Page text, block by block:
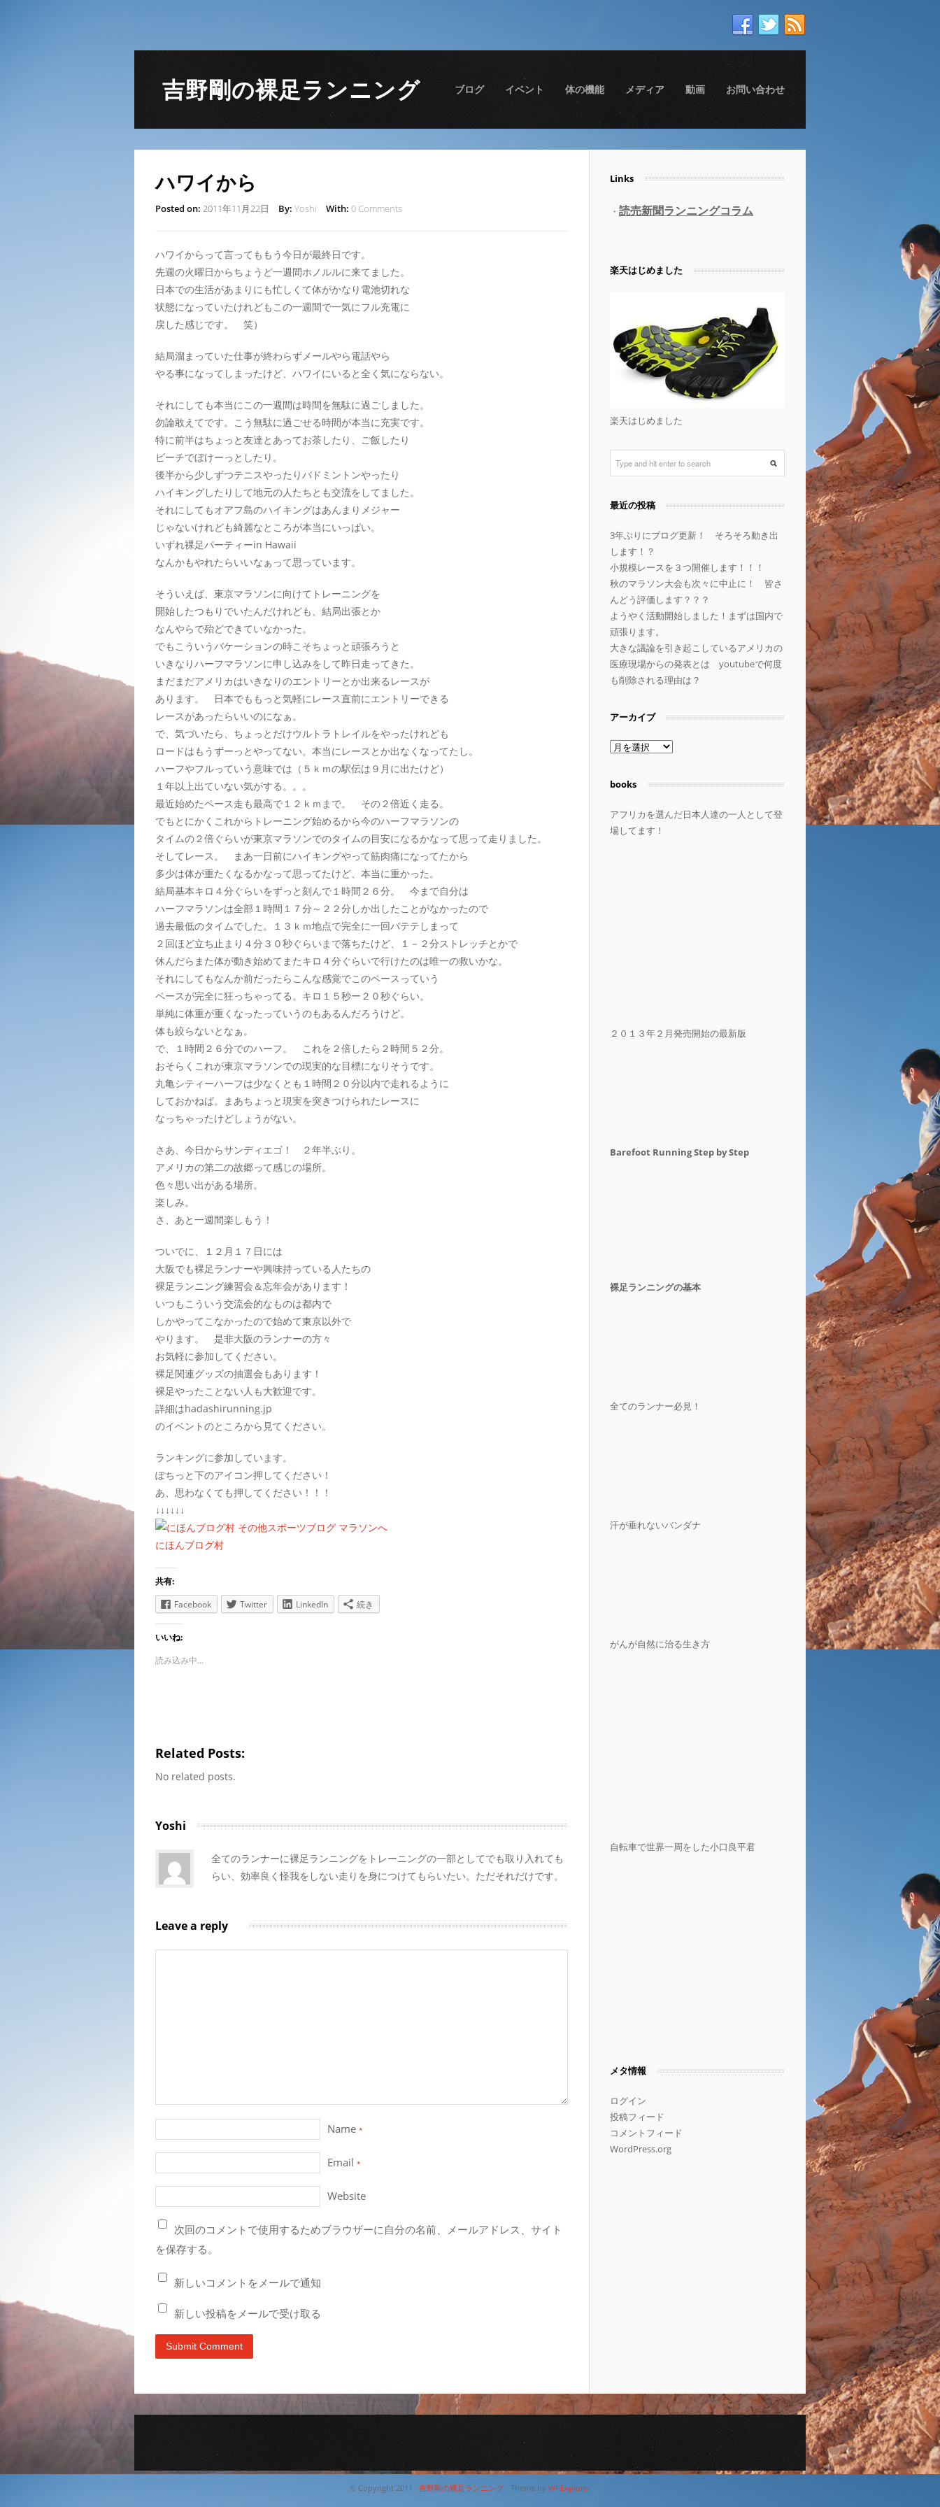
吉野剛の裸足ランニング ブログ イベント 体の機能 メディア 動画 お問い合わせ
ハワイから
Posted on: 2011年11月22日 By: Yoshi With: 0 Comments
ハワイからって言ってももう今日が最終日です。
先週の火曜日からちょうど一週間ホノルルに来てました。
日本での生活があまりにも忙しくて体がかなり電池切れな
状態になっていたけれどもこの一週間で一気にフル充電に
戻した感じです。 笑）
結局溜まっていた仕事が終わらずメールやら電話やら
やる事になってしまったけど、ハワイにいると全く気にならない。
それにしても本当にこの一週間は時間を無駄に過ごしました。
勿論敢えてです。こう無駄に過ごせる時間が本当に充実です。
特に前半はちょっと友達とあってお茶したり、ご飯したり
ビーチでぼけーっとしたり。
後半から少しずつテニスやったりバドミントンやったり
ハイキングしたりして地元の人たちとも交流をしてました。
それにしてもオアフ島のハイキングはあんまりメジャー
じゃないけれども綺麗なところが本当にいっぱい。
いずれ裸足パーティーin Hawaii
なんかもやれたらいいなぁって思っています。
そういえば、東京マラソンに向けてトレーニングを
開始したつもりでいたんだけれども、結局出張とか
なんやらで殆どできていなかった。
でもこういうバケーションの時こそちょっと頑張ろうと
いきなりハーフマラソンに申し込みをして昨日走ってきた。
まだまだアメリカはいきなりのエントリーとか出来るレースが
あります。 日本でももっと気軽にレース直前にエントリーできる
レースがあったらいいのになぁ。
で、気づいたら、ちょっとだけウルトラトレイルをやったけれども
ロードはもうずーっとやってない。本当にレースとか出なくなってたし。
ハーフやフルっていう意味では（５ｋｍの駅伝は９月に出たけど）
１年以上出ていない気がする。。。
最近始めたペース走も最高で１２ｋｍまで。 その２倍近く走る。
でもとにかくこれからトレーニング始めるから今のハーフマラソンの
タイムの２倍ぐらいが東京マラソンでのタイムの目安になるかなって思って走りました。
そしてレース。 まあ一日前にハイキングやって筋肉痛になってたから
多少は体が重たくなるかなって思ってたけど、本当に重かった。
結局基本キロ４分ぐらいをずっと刻んで１時間２６分。 今まで自分は
ハーフマラソンは全部１時間１７分～２２分しか出したことがなかったので
過去最低のタイムでした。１３ｋｍ地点で完全に一回バテテしまって
２回ほど立ち止まり４分３０秒ぐらいまで落ちたけど、１－２分ストレッチとかで
休んだらまた体が動き始めてまたキロ４分ぐらいで行けたのは唯一の救いかな。
それにしてもなんか前だったらこんな感覚でこのペースっていう
ペースが完全に狂っちゃってる。キロ１５秒ー２０秒ぐらい。
単純に体重が重くなったっていうのもあるんだろうけど。
体も絞らないとなぁ。
で、１時間２６分でのハーフ。 これを２倍したら２時間５２分。
おそらくこれが東京マラソンでの現実的な目標になりそうです。
丸亀シティーハーフは少なくとも１時間２０分以内で走れるように
しておかねば。まあちょっと現実を突きつけられたレースに
なっちゃったけどしょうがない。
さあ、今日からサンディエゴ！ ２年半ぶり。
アメリカの第二の故郷って感じの場所。
色々思い出がある場所。
楽しみ。
さ、あと一週間楽しもう！
ついでに、１２月１７日には
大阪でも裸足ランナーや興味持っている人たちの
裸足ランニング練習会＆忘年会があります！
いつもこういう交流会的なものは都内で
しかやってこなかったので始めて東京以外で
やります。 是非大阪のランナーの方々
お気軽に参加してください。
裸足関連グッズの抽選会もあります！
裸足やったことない人も大歓迎です。
詳細はhadashirunning.jp
のイベントのところから見てください。
ランキングに参加しています。
ぽちっと下のアイコン押してください！
あ、思わなくても押してください！！！
↓↓↓↓↓↓
にほんブログ村
共有:
Facebook
Twitter LinkedIn 続き
いいね:
読み込み中...
Related Posts:
No related posts.
Yoshi
全てのランナーに裸足ランニングをトレーニングの一部としてでも取り入れても
らい、効率良く怪我をしない走りを身につけてもらいたい。ただそれだけです。
Leave a reply
Name *
Email *
Website
次回のコメントで使用するためブラウザーに自分の名前、メールアドレス、サイト
を保存する。
新しいコメントをメールで通知
新しい投稿をメールで受け取る
Links
・ 読売新聞ランニングコラム
楽天はじめました
楽天はじめました
最近の投稿
3年ぶりにブログ更新！ そろそろ動き出
します！？
小規模レースを３つ開催します！！！
秋のマラソン大会も次々に中止に！ 皆さ
んどう評価します？？？
ようやく活動開始しました！まずは国内で
頑張ります。
大きな議論を引き起こしているアメリカの
医療現場からの発表とは youtubeで何度
も削除される理由は？
アーカイブ
ア
カ
ブ
books
アフリカを選んだ日本人達の一人として登
場してます！
２０１３年２月発売開始の最新版
Barefoot Running Step by Step
裸足ランニングの基本
全てのランナー必見！
汗が垂れないバンダナ
がんが自然に治る生き方
自転車で世界一周をした小口良平君
メタ情報
ログイン
投稿フィード
コメントフィード
WordPress.org
© Copyright 2011 · 吉野剛の裸足ランニング - Theme by WPExplorer